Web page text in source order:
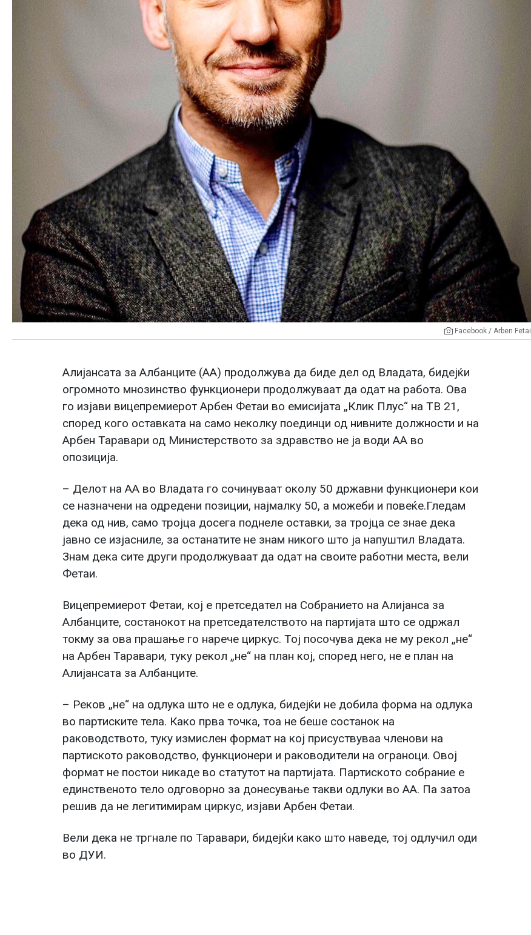
Facebook / Arben Fetai
Алијансата за Албанците (АА) продолжува да биде дел од Владата, бидејќи
огромното мнозинство функционери продолжуваат да одат на работа. Ова
го изјави вицепремиерот Арбен Фетаи во емисијата „Клик Плус“ на ТВ 21,
според кого оставката на само неколку поединци од нивните должности и на
Арбен Таравари од Министерството за здравство не ја води АА во
опозиција.
– Делот на AА во Владата го сочинуваат околу 50 државни функционери кои
се назначени на одредени позиции, најмалку 50, а можеби и повеќе.Гледам
дека од нив, само тројца досега поднеле оставки, за тројца се знае дека
јавно се изјасниле, за останатите не знам никого што ја напуштил Владата.
Знам дека сите други продолжуваат да одат на своите работни места, вели
Фетаи.
Вицепремиерот Фетаи, кој е претседател на Собранието на Алијанса за
Албанците, состанокот на претседателството на партијата што се одржал
токму за ова прашање го нарече циркус. Тој посочува дека не му рекол „не“
на Арбен Таравари, туку рекол „не“ на план кој, според него, не е план на
Алијансата за Албанците.
– Реков „не“ на одлука што не е одлука, бидејќи не добила форма на одлука
во партиските тела. Како прва точка, тоа не беше состанок на
раководството, туку измислен формат на кој присуствуваа членови на
партиското раководство, функционери и раководители на ограноци. Овој
формат не постои никаде во статутот на партијата. Партиското собрание е
единственото тело одговорно за донесување такви одлуки во АА. Па затоа
решив да не легитимирам циркус, изјави Арбен Фетаи.
Вели дека не тргнале по Таравари, бидејќи како што наведе, тој одлучил оди
во ДУИ.